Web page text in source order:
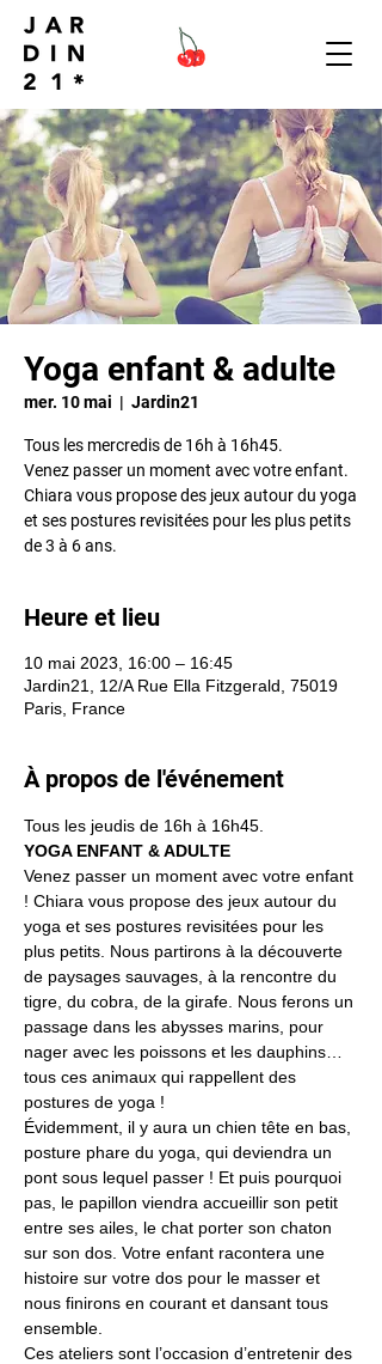
Yoga enfant & adulte
mer. 10 mai
  |
Jardin21
Tous les mercredis de 16h à 16h45.
Venez passer un moment avec votre enfant.
Chiara vous propose des jeux autour du yoga
et ses postures revisitées pour les plus petits
de 3 à 6 ans.
Heure et lieu
10 mai 2023, 16:00 – 16:45
Jardin21, 12/A Rue Ella Fitzgerald, 75019
Paris, France
À propos de l'événement
Tous les jeudis de 16h à 16h45.
YOGA ENFANT & ADULTE
Venez passer un moment avec votre enfant
! Chiara vous propose des jeux autour du
yoga et ses postures revisitées pour les
plus petits. Nous partirons à la découverte
de paysages sauvages, à la rencontre du
tigre, du cobra, de la girafe. Nous ferons un
passage dans les abysses marins, pour
nager avec les poissons et les dauphins…
tous ces animaux qui rappellent des
postures de yoga !
Évidemment, il y aura un chien tête en bas,
posture phare du yoga, qui deviendra un
pont sous lequel passer ! Et puis pourquoi
pas, le papillon viendra accueillir son petit
entre ses ailes, le chat porter son chaton
sur son dos. Votre enfant racontera une
histoire sur votre dos pour le masser et
nous finirons en courant et dansant tous
ensemble.
Ces ateliers sont l’occasion d’entretenir des